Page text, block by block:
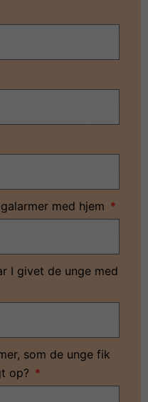
med hjem
I givet de unge med
som de unge fik
op?